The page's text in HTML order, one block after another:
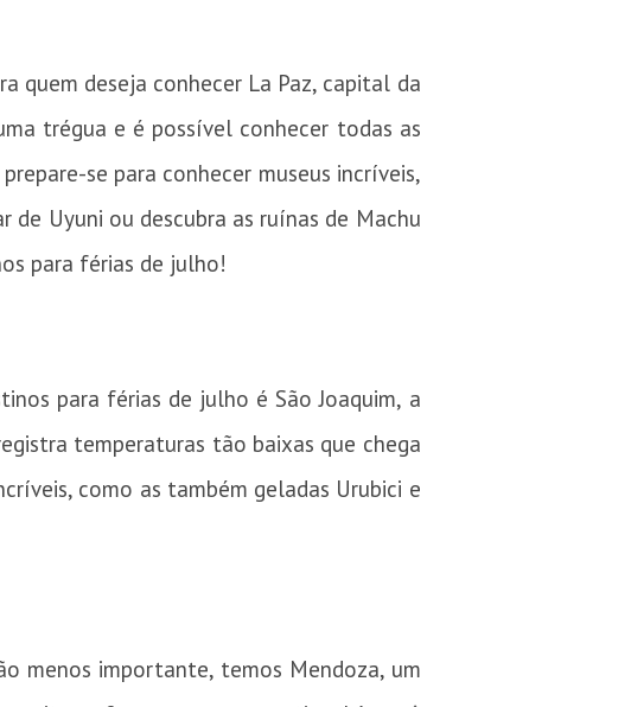
quem deseja conhecer La Paz, capital da
trégua e é possível conhecer todas as
se para conhecer museus incríveis,
de Uyuni ou descubra as ruínas de Machu
para férias de julho!
para férias de julho é São Joaquim, a
temperaturas tão baixas que chega
como as também geladas Urubici e
menos importante, temos Mendoza, um